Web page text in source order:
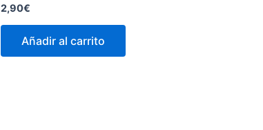
Valorado
con
0
2,90€
Añadir al carrito